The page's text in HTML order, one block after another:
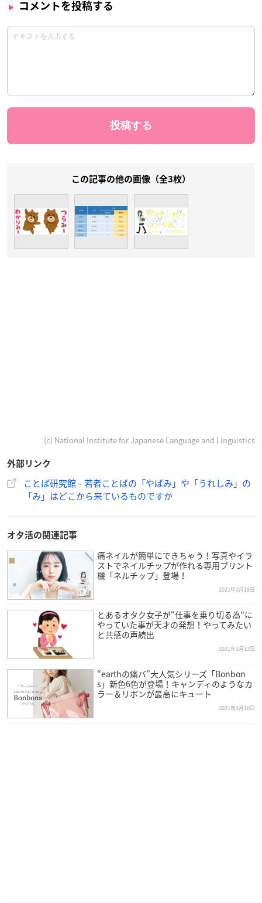
コメントを投稿する
この記事の他の画像（全3枚）
(c) National Institute for Japanese Language and Linguistics
外部リンク
ことば研究館 – 若者ことばの「やばみ」や「うれしみ」の
「み」はどこから来ているものですか
オタ活の関連記事
痛ネイルが簡単にできちゃう！写真やイラ
ストでネイルチップが作れる専用プリント
機「ネルチップ」登場！
2021年3月19日
とあるオタク女子が“仕事を乗り切る為”に
やっていた事が天才の発想！やってみたい
と共感の声続出
2021年3月13日
“earthの痛バ”大人気シリーズ「Bonbon
s」新色6色が登場！キャンディのようなカ
ラー＆リボンが最高にキュート
2021年3月10日